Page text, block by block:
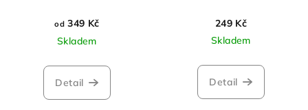
od 349 Kč
Skladem
Detail
249 Kč
Skladem
Detail